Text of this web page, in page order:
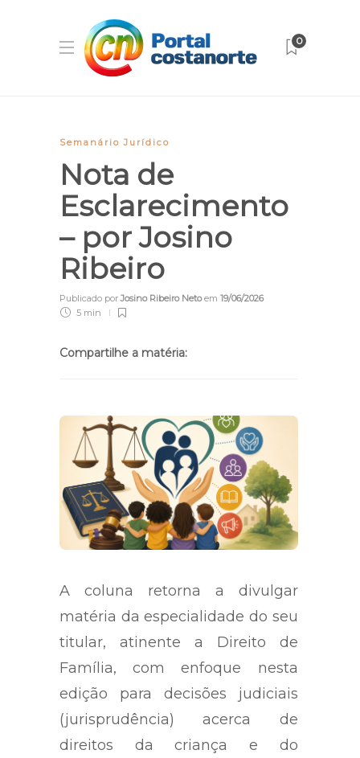
0
Semanário Jurídico
Nota de
Esclarecimento
– por Josino
Ribeiro
Publicado porJosino Ribeiro Netoem 19/06/2026
5 min
Compartilhe a matéria:
A coluna retorna a divulgar
matéria da especialidade do seu
titular, atinente a Direito de
Família, com enfoque nesta
edição para decisões judiciais
(jurisprudência) acerca de
direitos da criança e do